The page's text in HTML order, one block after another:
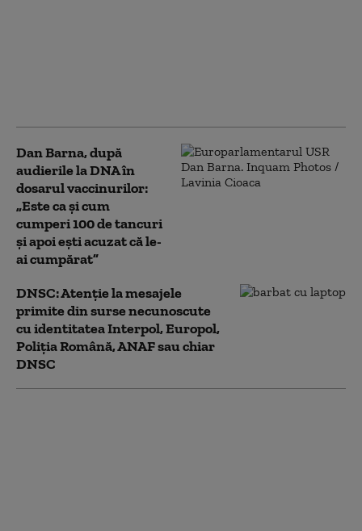
Dan Barna, după
audierile la DNA în
dosarul vaccinurilor:
„Este ca și cum
cumperi 100 de tancuri
și apoi ești acuzat că le-
ai cumpărat”
DNSC: Atenţie la mesajele
primite din surse necunoscute
cu identitatea Interpol, Europol,
Poliţia Română, ANAF sau chiar
DNSC